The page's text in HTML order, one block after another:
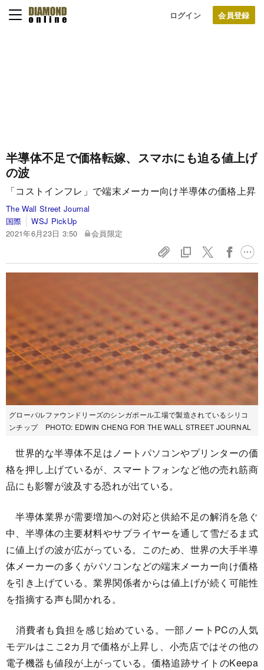
ログイン
半導体不足で価格転嫁、スマホにも迫る値上げ
の波
「コストインフレ」で端末メーカー向け半導体の価格上昇
The Wall Street Journal
国際
WSJ PickUp
2021年6月23日 3:50
会員限定
グローバルファウンドリーズのシンガポール工場で製造されているシリコ
ンチップ PHOTO: EDWIN CHENG FOR THE WALL STREET JOURNAL
世界的な半導体不足はノートパソコンやプリンターの価
格を押し上げているが、スマートフォンなど他の売れ筋商
品にも影響が波及する恐れが出ている。
半導体業界が需要増加への対応と供給不足の解消を急ぐ
中、半導体の主要材料やサプライヤーを通して雪だるま式
に値上げの波が広がっている。このため、世界の大手半導
体メーカーの多くがパソコンなどの端末メーカー向け価格
を引き上げている。業界関係者からは値上げが続く可能性
を指摘する声も聞かれる。
消費者も負担を感じ始めている。一部ノートPCの人気
モデルはここ2カ月で価格が上昇し、小売店ではその他の
電子機器も値段が上がっている。価格追跡サイトのKeepa